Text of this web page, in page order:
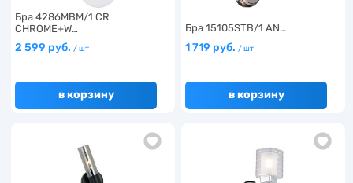
Бра 4286MBM/1 CR
CHROME+W…
2 599 руб. / шт
в корзину
Бра 15105STB/1 AN…
1 719 руб. / шт
в корзину